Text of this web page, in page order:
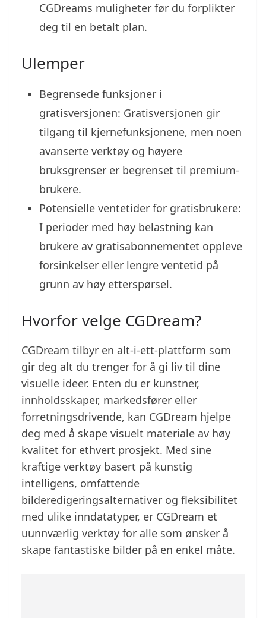
CGDreams muligheter før du forplikter
deg til en betalt plan.
Ulemper
Begrensede funksjoner i
gratisversjonen: Gratisversjonen gir
tilgang til kjernefunksjonene, men noen
avanserte verktøy og høyere
bruksgrenser er begrenset til premium-
brukere.
Potensielle ventetider for gratisbrukere:
I perioder med høy belastning kan
brukere av gratisabonnementet oppleve
forsinkelser eller lengre ventetid på
grunn av høy etterspørsel.
Hvorfor velge CGDream?
CGDream tilbyr en alt-i-ett-plattform som
gir deg alt du trenger for å gi liv til dine
visuelle ideer. Enten du er kunstner,
innholdsskaper, markedsfører eller
forretningsdrivende, kan CGDream hjelpe
deg med å skape visuelt materiale av høy
kvalitet for ethvert prosjekt. Med sine
kraftige verktøy basert på kunstig
intelligens, omfattende
bilderedigeringsalternativer og fleksibilitet
med ulike inndatatyper, er CGDream et
uunnværlig verktøy for alle som ønsker å
skape fantastiske bilder på en enkel måte.